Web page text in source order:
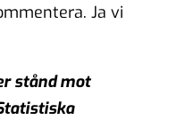
Ja vi
stånd mot